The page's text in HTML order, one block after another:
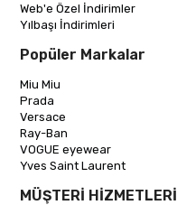
Web'e Özel İndirimler
Yılbaşı İndirimleri
Popüler Markalar
Miu Miu
Prada
Versace
Ray-Ban
VOGUE eyewear
Yves Saint Laurent
MÜŞTERİ HİZMETLERİ